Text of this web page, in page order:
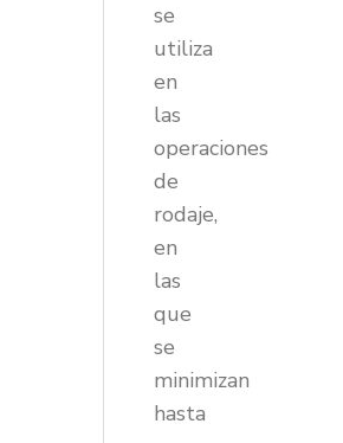
se
utiliza
en
las
operaciones
de
rodaje,
en
las
que
se
minimizan
hasta